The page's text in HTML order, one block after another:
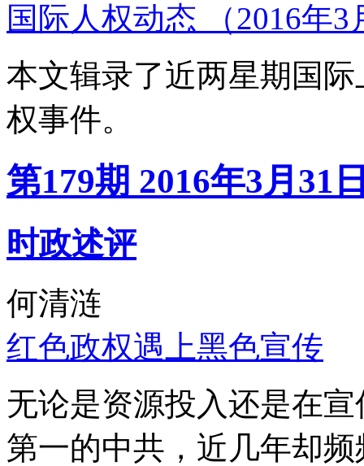
国际人权动态 （2016年
本文辑录了近两星期国
权事件。
第179期 2016年3月31
时政述评
何清涟
红色政权遇上黑色宣传
无论是资源投入还是在
第一的中共，近几年却